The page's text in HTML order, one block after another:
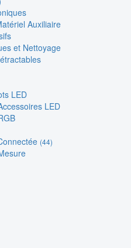
Auxiliaire
et Nettoyage
LED
LED
(44)